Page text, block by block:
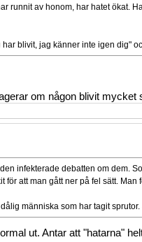
runnit av honom, har hatet ökat.
blivit, jag känner inte igen dig"
om någon blivit mycket
infekterade debatten om dem.
att man gått ner på fel sätt.
människa som har tagit
ut. Antar att "hatarna"